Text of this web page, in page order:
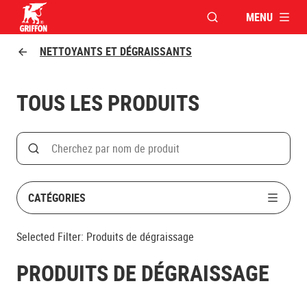
OUVRIR LAMENU
NETTOYANTS ET DÉGRAISSANTS
TOUS LES PRODUITS
Search
Rechercher par nom de produit
CATÉGORIES
Selected Filter: Produits de dégraissage
PRODUITS DE DÉGRAISSAGE